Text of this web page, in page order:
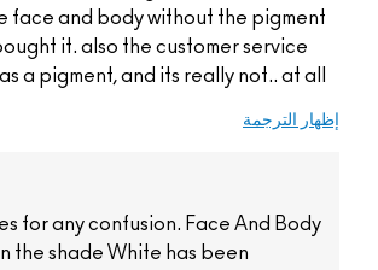
face and body without the pigment
it. also the customer service
a pigment, and its really not.. at all.
إظهار الترجمة
for any confusion. Face And Body
the shade White has been